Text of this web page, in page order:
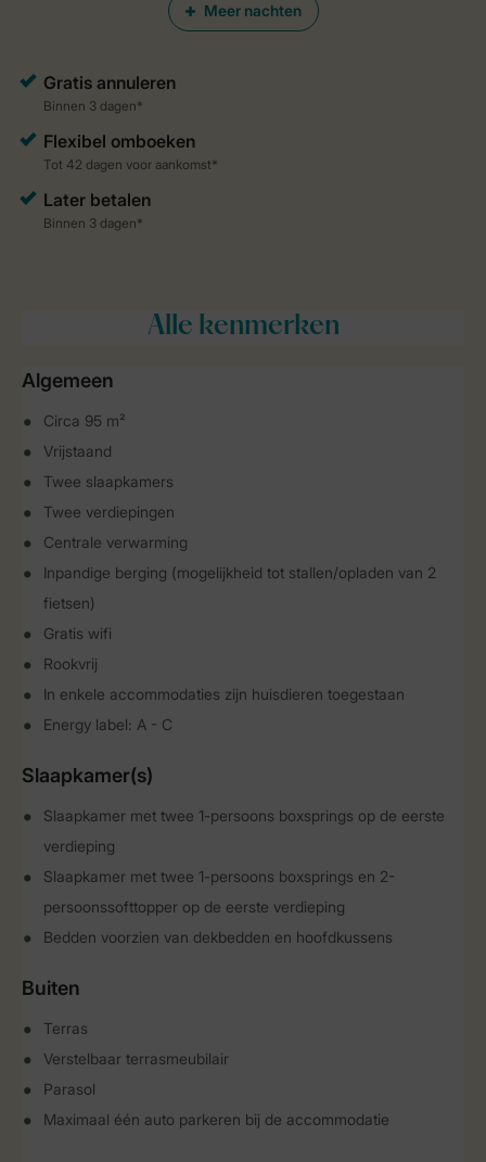
Meer nachten
Alle kenmerken
Algemeen
Circa 95 m²
Vrijstaand
Twee slaapkamers
Twee verdiepingen
Centrale verwarming
Inpandige berging (mogelijkheid tot stallen/opladen van 2
fietsen)
Gratis wifi
Rookvrij
In enkele accommodaties zijn huisdieren toegestaan
Energy label: A - C
Slaapkamer(s)
Slaapkamer met twee 1-persoons boxsprings op de eerste
verdieping
Slaapkamer met twee 1-persoons boxsprings en 2-
persoonssofttopper op de eerste verdieping
Bedden voorzien van dekbedden en hoofdkussens
Buiten
Terras
Verstelbaar terrasmeubilair
Parasol
Maximaal één auto parkeren bij de accommodatie